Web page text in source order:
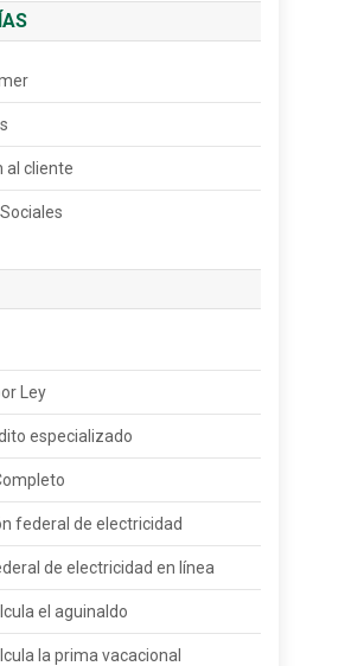
al cliente
Ley
especializado
federal de electricidad
de electricidad en línea
el aguinaldo
la prima vacacional